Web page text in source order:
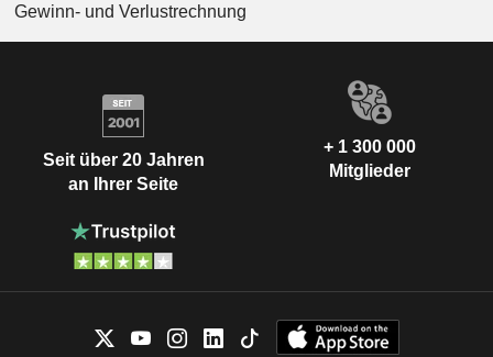
Gewinn- und Verlustrechnung
Seit über 20 Jahren
an Ihrer Seite
+ 1 300 000
Mitglieder